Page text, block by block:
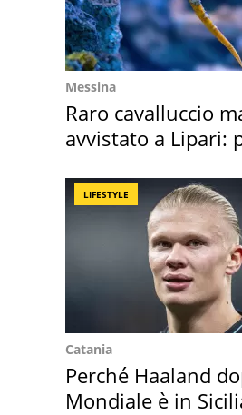
Messina
Raro cavalluccio
avvistato a Lipari:
LIFESTYLE
Catania
Perché Haaland
Mondiale è in